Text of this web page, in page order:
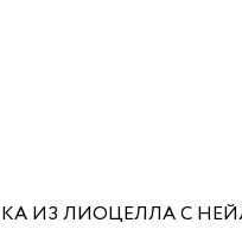
ИЗ ЛИОЦЕЛЛА С